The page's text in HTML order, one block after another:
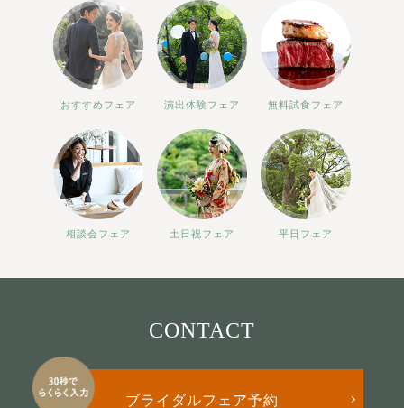
おすすめフェア 演出体験フェア 無料試食フェア
相談会フェア 土日祝フェア 平日フェア
CONTACT
ブライダルフェア予約